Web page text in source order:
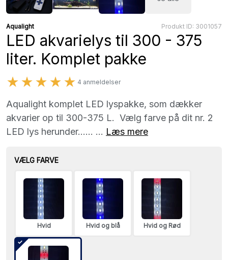
Aqualight Produkt ID: 3001057
LED akvarielys til 300 - 375
liter. Komplet pakke
★★★★★ 4 anmeldelser
Aqualight komplet LED lyspakke, som dækker
akvarier op til 300-375 L. Vælg farve på dit nr. 2
LED lys herunder...... ... Læs mere
VÆLG FARVE
Hvid Hvid og blå Hvid og Rød